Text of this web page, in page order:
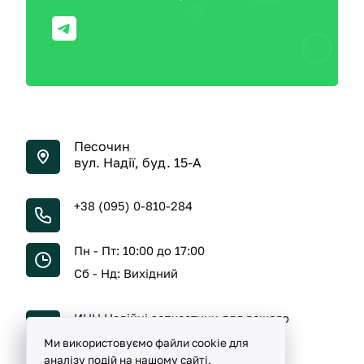
Песочин
вул. Надії, буд. 15-А
+38 (095) 0-810-284
Пн - Пт: 10:00 до 17:00
Сб - Нд: Вихідний
ИНН Надійні запчастини для вашого
Ми використовуємо файли cookie для
аналізу подій на нашому сайті.